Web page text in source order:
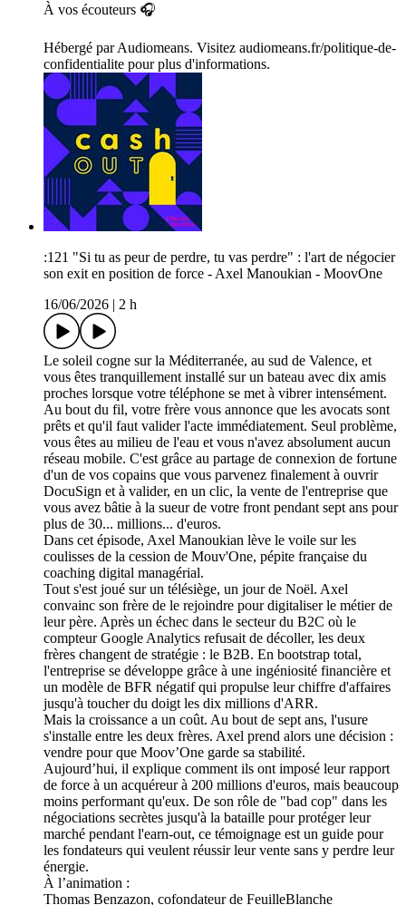
À vos écouteurs 🎧
Hébergé par Audiomeans. Visitez audiomeans.fr/politique-de-
confidentialite pour plus d'informations.
:121 "Si tu as peur de perdre, tu vas perdre" : l'art de négocier
son exit en position de force - Axel Manoukian - MoovOne
16/06/2026
2 h
Le soleil cogne sur la Méditerranée, au sud de Valence, et
vous êtes tranquillement installé sur un bateau avec dix amis
proches lorsque votre téléphone se met à vibrer intensément.
Au bout du fil, votre frère vous annonce que les avocats sont
prêts et qu'il faut valider l'acte immédiatement. Seul problème,
vous êtes au milieu de l'eau et vous n'avez absolument aucun
réseau mobile. C'est grâce au partage de connexion de fortune
d'un de vos copains que vous parvenez finalement à ouvrir
DocuSign et à valider, en un clic, la vente de l'entreprise que
vous avez bâtie à la sueur de votre front pendant sept ans pour
plus de 30... millions... d'euros.
Dans cet épisode, Axel Manoukian lève le voile sur les
coulisses de la cession de Mouv'One, pépite française du
coaching digital managérial.
Tout s'est joué sur un télésiège, un jour de Noël. Axel
convainc son frère de le rejoindre pour digitaliser le métier de
leur père. Après un échec dans le secteur du B2C où le
compteur Google Analytics refusait de décoller, les deux
frères changent de stratégie : le B2B. En bootstrap total,
l'entreprise se développe grâce à une ingéniosité financière et
un modèle de BFR négatif qui propulse leur chiffre d'affaires
jusqu'à toucher du doigt les dix millions d'ARR.
Mais la croissance a un coût. Au bout de sept ans, l'usure
s'installe entre les deux frères. Axel prend alors une décision :
vendre pour que Moov’One garde sa stabilité.
Aujourd’hui, il explique comment ils ont imposé leur rapport
de force à un acquéreur à 200 millions d'euros, mais beaucoup
moins performant qu'eux. De son rôle de "bad cop" dans les
négociations secrètes jusqu'à la bataille pour protéger leur
marché pendant l'earn-out, ce témoignage est un guide pour
les fondateurs qui veulent réussir leur vente sans y perdre leur
énergie.
À l’animation :
Thomas Benzazon, cofondateur de FeuilleBlanche